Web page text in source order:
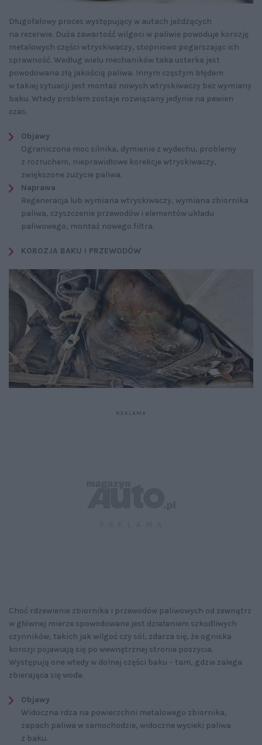
Długofalowy proces występujący w autach jeżdżących
na rezerwie. Duża zawartość wilgoci w paliwie powoduje korozję
metalowych części wtryskiwaczy, stopniowo pogarszając ich
sprawność. Według wielu mechaników taka usterka jest
powodowana złą jakością paliwa. Innym częstym błędem
w takiej sytuacji jest montaż nowych wtryskiwaczy bez wymiany
baku. Wtedy problem zostaje rozwiązany jedynie na pewien
czas.
Objawy
Ograniczona moc silnika, dymienie z wydechu, problemy
z rozruchem, nieprawidłowe korekcje wtryskiwaczy,
zwiększone zużycie paliwa.
Naprawa
Regeneracja lub wymiana wtryskiwaczy, wymiana zbiornika
paliwa, czyszczenie przewodów i elementów układu
paliwowego, montaż nowego filtra.
KOROZJA BAKU I PRZEWODÓW
Choć rdzewienie zbiornika i przewodów paliwowych od zewnątrz
w głównej mierze spowodowane jest działaniem szkodliwych
czynników, takich jak wilgoć czy sól, zdarza się, że ogniska
korozji pojawiają się po wewnętrznej stronie poszycia.
Występują one wtedy w dolnej części baku – tam, gdzie zalega
zbierająca się woda.
Objawy
Widoczna rdza na powierzchni metalowego zbiornika,
zapach paliwa w samochodzie, widoczne wycieki paliwa
z baku.